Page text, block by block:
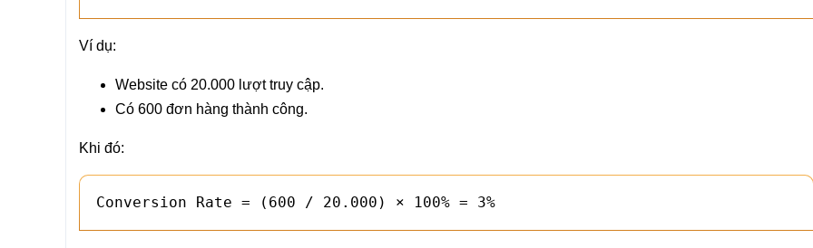
Ví dụ:
Website có 20.000 lượt truy cập.
Có 600 đơn hàng thành công.
Khi đó:
Conversion Rate = (600 / 20.000) × 100% = 3%